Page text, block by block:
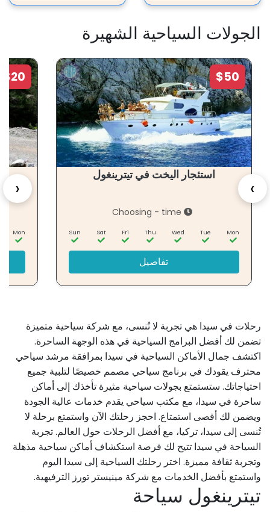
الجولات السياحية الشهيرة
‹
$50
استئجار اليخت في تيترينغول
Choosing - time
Mon
Tue
Wed
Thu
Fri
Sat
Sun
تفاصيل
$20
Mon
›
رحلات في سيدا هي تجربة لا تُنسى، مع شركة سياحية متميزة
تضمن لك أفضل البرامج السياحية في هذه الوجهة الساحرة.
اكتشف جمال الأماكن السياحية في سيدا بمرافقة مرشد سياحي
محترف يقودك في برنامج سياحي مصمم خصيصًا لتلبية جميع
احتياجاتك. ستستمتع بجولات سياحية مثيرة تأخذك إلى أماكن
ساحرة في سيدا، مع مكتب سياحي يقدم خدمات عالية الجودة
ويضمن لك أقصى استمتاع. احجز رحلتك الآن واستمتع برحلة لا
تُنسى إلى سيدا، تركيا، مع أفضل الرحلات حول العالم. تجربة
السياحة في سيدا تتيح لك فرصة استكشاف أماكن سياحية مذهلة
وتجربة ثقافة مميزة. اختر رحلتك السياحية إلى سيدا اليوم
واستمتع بأفضل الخدمات مع شركة مینیستر تورز الترفيهية.
تيترينغول سياحة